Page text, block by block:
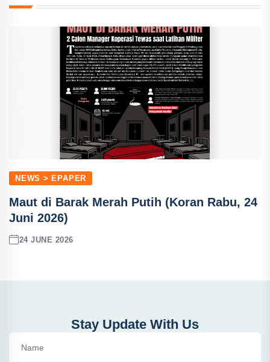
NEWS > EPAPER
Maut di Barak Merah Putih (Koran Rabu, 24
Juni 2026)
24 JUNE 2026
Stay Update With Us